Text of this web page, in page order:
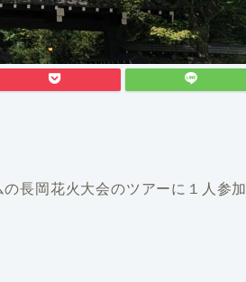
長岡花火大会のツアーに１人参加